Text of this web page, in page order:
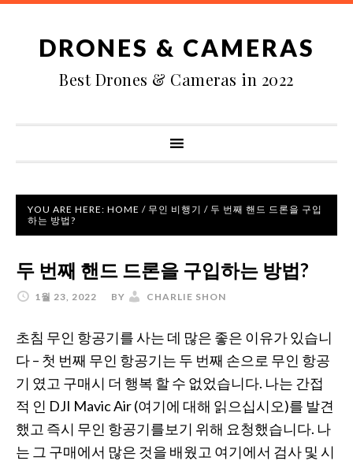
DRONES & CAMERAS
Best Drones & Cameras in 2022
YOU ARE HERE: HOME / 무인 비행기 / 두 번째 핸드 드론을 구입
하는 방법?
두 번째 핸드 드론을 구입하는 방법?
1월 23, 2022 BY CHARLIE SHON
초침 무인 항공기를 사는 데 많은 좋은 이유가 있습니
다 – 첫 번째 무인 항공기는 두 번째 손으로 무인 항공
기 였고 구매시 더 행복 할 수 없었습니다. 나는 간접
적 인 DJI Mavic Air (여기에 대해 읽으십시오)를 발견
했고 즉시 무인 항공기를보기 위해 요청했습니다. 나
는 그 구매에서 많은 것을 배웠고 여기에서 검사 및 시